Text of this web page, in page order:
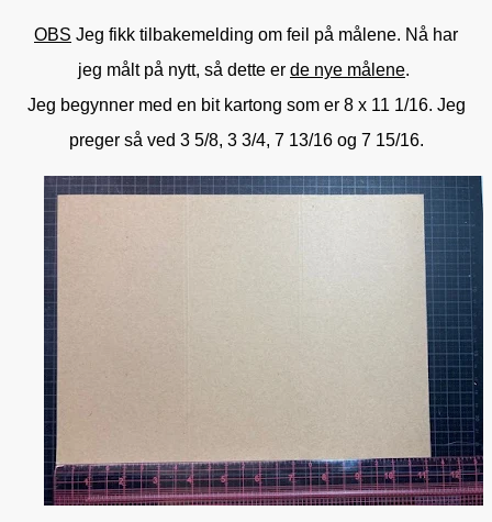
OBS Jeg fikk tilbakemelding om feil på målene. Nå har
jeg målt på nytt, så dette er de nye målene.
Jeg begynner med en bit kartong som er 8 x 11 1/16. Jeg
preger så ved 3 5/8, 3 3/4, 7 13/16 og 7 15/16.